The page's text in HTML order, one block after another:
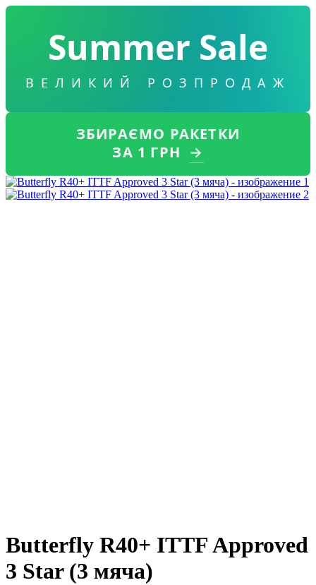
Summer Sale
ВЕЛИКИЙ РОЗПРОДАЖ
ЗБИРАЄМО РАКЕТКИ
ЗА 1 ГРН →
Butterfly R40+ ITTF Approved
3 Star (3 мяча)